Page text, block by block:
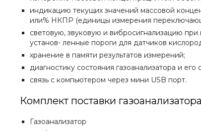
индикацию текущих значений массовой
или% НКПР (единицы измерения
световую, звуковую и вибросигнализацию
установ- ленные пороги для датчиков
хранение в памяти результатов измерений;
диагностику состояния газоанализатора и его
связь с компьютером через мини USB порт.
Комплект поставки
Газоанализатор